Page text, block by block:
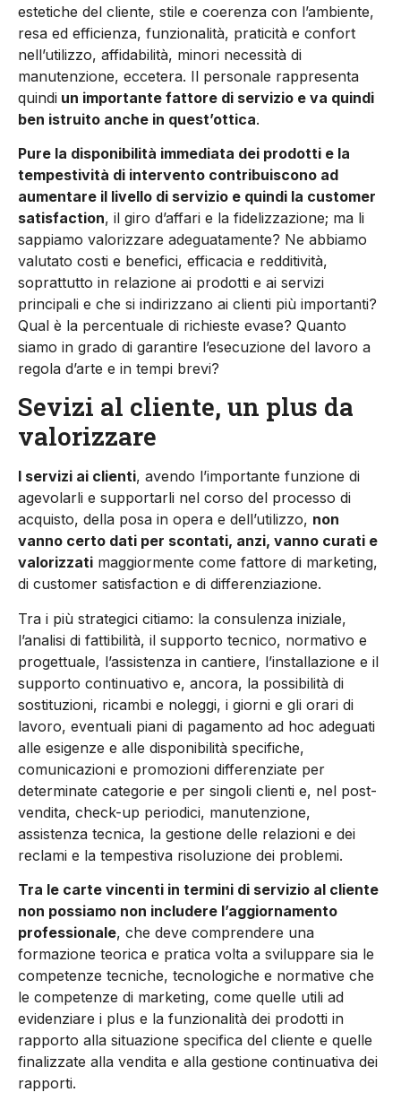
estetiche del cliente, stile e coerenza con l’ambiente,
resa ed efficienza, funzionalità, praticità e confort
nell’utilizzo, affidabilità, minori necessità di
manutenzione, eccetera. Il personale rappresenta
quindi un importante fattore di servizio e va quindi
ben istruito anche in quest’ottica.
Pure la disponibilità immediata dei prodotti e la
tempestività di intervento contribuiscono ad
aumentare il livello di servizio e quindi la customer
satisfaction, il giro d’affari e la fidelizzazione; ma li
sappiamo valorizzare adeguatamente? Ne abbiamo
valutato costi e benefici, efficacia e redditività,
soprattutto in relazione ai prodotti e ai servizi
principali e che si indirizzano ai clienti più importanti?
Qual è la percentuale di richieste evase? Quanto
siamo in grado di garantire l’esecuzione del lavoro a
regola d’arte e in tempi brevi?
Sevizi al cliente, un plus da
valorizzare
I servizi ai clienti, avendo l’importante funzione di
agevolarli e supportarli nel corso del processo di
acquisto, della posa in opera e dell’utilizzo, non
vanno certo dati per scontati, anzi, vanno curati e
valorizzati maggiormente come fattore di marketing,
di customer satisfaction e di differenziazione.
Tra i più strategici citiamo: la consulenza iniziale,
l’analisi di fattibilità, il supporto tecnico, normativo e
progettuale, l’assistenza in cantiere, l’installazione e il
supporto continuativo e, ancora, la possibilità di
sostituzioni, ricambi e noleggi, i giorni e gli orari di
lavoro, eventuali piani di pagamento ad hoc adeguati
alle esigenze e alle disponibilità specifiche,
comunicazioni e promozioni differenziate per
determinate categorie e per singoli clienti e, nel post-
vendita, check-up periodici, manutenzione,
assistenza tecnica, la gestione delle relazioni e dei
reclami e la tempestiva risoluzione dei problemi.
Tra le carte vincenti in termini di servizio al cliente
non possiamo non includere l’aggiornamento
professionale, che deve comprendere una
formazione teorica e pratica volta a sviluppare sia le
competenze tecniche, tecnologiche e normative che
le competenze di marketing, come quelle utili ad
evidenziare i plus e la funzionalità dei prodotti in
rapporto alla situazione specifica del cliente e quelle
finalizzate alla vendita e alla gestione continuativa dei
rapporti.